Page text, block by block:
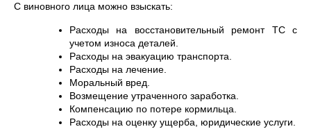
С виновного лица можно взыскать:
Расходы на восстановительный ремонт ТС с
учетом износа деталей.
Расходы на эвакуацию транспорта.
Расходы на лечение.
Моральный вред.
Возмещение утраченного заработка.
Компенсацию по потере кормильца.
Расходы на оценку ущерба, юридические услуги.